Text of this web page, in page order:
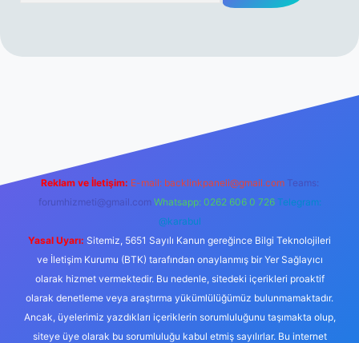
Reklam ve İletişim: E-mail: backlinkpaneli@gmail.com Teams:
forumhizmeti@gmail.com Whatsapp: 0262 606 0 726 Telegram:
@karabul
Yasal Uyarı: Sitemiz, 5651 Sayılı Kanun gereğince Bilgi Teknolojileri
ve İletişim Kurumu (BTK) tarafından onaylanmış bir Yer Sağlayıcı
olarak hizmet vermektedir. Bu nedenle, sitedeki içerikleri proaktif
olarak denetleme veya araştırma yükümlülüğümüz bulunmamaktadır.
Ancak, üyelerimiz yazdıkları içeriklerin sorumluluğunu taşımakta olup,
siteye üye olarak bu sorumluluğu kabul etmiş sayılırlar. Bu internet